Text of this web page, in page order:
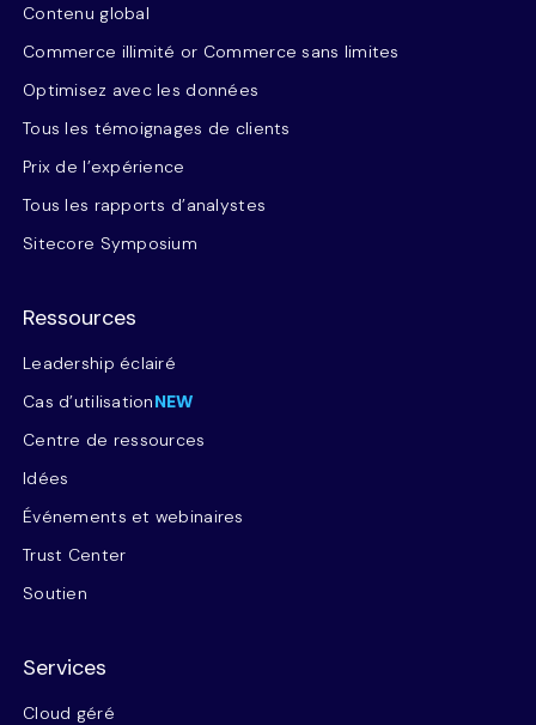
Contenu global
Commerce illimité or Commerce sans limites
Optimisez avec les données
Tous les témoignages de clients
Prix de l’expérience
Tous les rapports d’analystes
Sitecore Symposium
Ressources
Leadership éclairé
Cas d’utilisationNEW
Centre de ressources
Idées
Événements et webinaires
Trust Center
Soutien
Services
Cloud géré